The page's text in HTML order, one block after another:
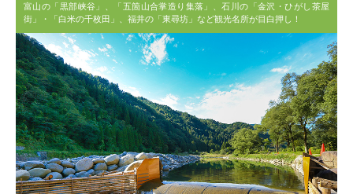
富山の「黒部峡谷」、「五箇山合掌造り集落」、石川の「金沢・ひがし茶屋
街」・「白米の千枚田」、福井の「東尋坊」など観光名所が目白押し！